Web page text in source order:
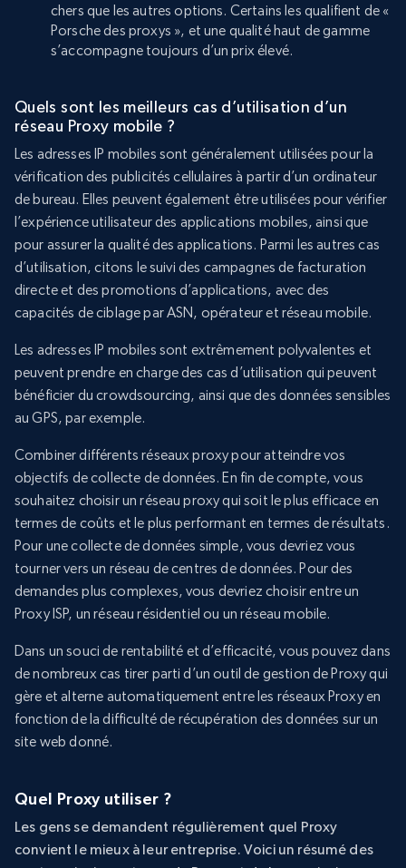
chers que les autres options. Certains les qualifient de «
Porsche des proxys », et une qualité haut de gamme
s’accompagne toujours d’un prix élevé.
Quels sont les meilleurs cas d’utilisation d’un
réseau Proxy mobile ?
Les adresses IP mobiles sont généralement utilisées pour la
vérification des publicités cellulaires à partir d’un ordinateur
de bureau. Elles peuvent également être utilisées pour vérifier
l’expérience utilisateur des applications mobiles, ainsi que
pour assurer la qualité des applications. Parmi les autres cas
d’utilisation, citons le suivi des campagnes de facturation
directe et des promotions d’applications, avec des
capacités de ciblage par ASN, opérateur et réseau mobile.
Les adresses IP mobiles sont extrêmement polyvalentes et
peuvent prendre en charge des cas d’utilisation qui peuvent
bénéficier du crowdsourcing, ainsi que des données sensibles
au GPS, par exemple.
Combiner différents réseaux proxy pour atteindre vos
objectifs de collecte de données. En fin de compte, vous
souhaitez choisir un réseau proxy qui soit le plus efficace en
termes de coûts et le plus performant en termes de résultats.
Pour une collecte de données simple, vous devriez vous
tourner vers un réseau de centres de données. Pour des
demandes plus complexes, vous devriez choisir entre un
Proxy ISP, un réseau résidentiel ou un réseau mobile.
Dans un souci de rentabilité et d’efficacité, vous pouvez dans
de nombreux cas tirer parti d’un outil de gestion de Proxy qui
gère et alterne automatiquement entre les réseaux Proxy en
fonction de la difficulté de récupération des données sur un
site web donné.
Quel Proxy utiliser ?
Les gens se demandent régulièrement quel Proxy
convient le mieux à leur entreprise. Voici un résumé des